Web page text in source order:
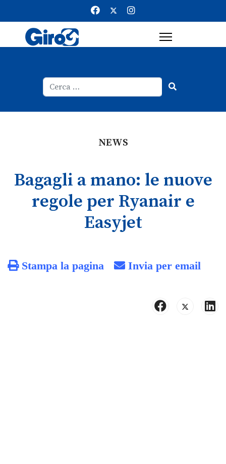
NEWS
Bagagli a mano: le nuove
regole per Ryanair e
Easyjet
Stampa la pagina Invia per email